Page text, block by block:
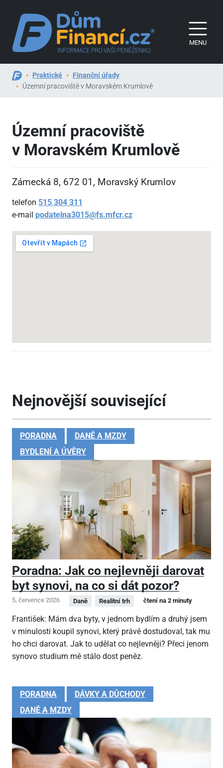
MENU
Praktické
Finanční úřady
Územní pracoviště v Moravském Krumlově
Územní pracoviště
v Moravském Krumlově
Zámecká 8, 672 01, Moravský Krumlov
telefon 515 304 311
e-mail podatelna3015@fs.mfcr.cz
Nejnovější související
PORADNA
DANĚ A MZDY
BYDLENÍ A ÚVĚRY
Poradna: Jak co nejlevněji darovat
byt synovi, na co si dát pozor?
5. července 2026 Daně Realitní trh čtení na 2 minuty
František: Mám dva byty, v jednom bydlím a druhý jsem
v minulosti koupil synovi, který právě dostudoval, tak mu
ho chci darovat. Jak to udělat co nejlevněji? Přeci jenom
synovo studium mě stálo dost peněz.
PORADNA
DÁVKY A DŮCHODY
DANĚ A MZDY